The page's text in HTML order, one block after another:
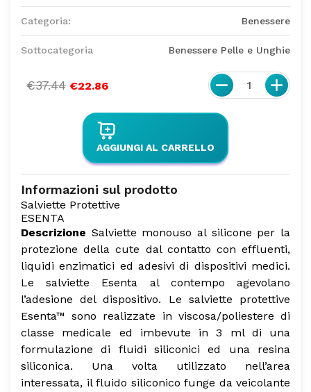
Categoria: Benessere
Sottocategoria Benessere Pelle e Unghie
€37.44 €22.86 1
AGGIUNGI AL CARRELLO
Informazioni sul prodotto
Salviette Protettive
ESENTA
Descrizione Salviette monouso al silicone per la
protezione della cute dal contatto con effluenti,
liquidi enzimatici ed adesivi di dispositivi medici.
Le salviette Esenta al contempo agevolano
l’adesione del dispositivo. Le salviette protettive
Esenta™ sono realizzate in viscosa/poliestere di
classe medicale ed imbevute in 3 ml di una
formulazione di fluidi siliconici ed una resina
siliconica. Una volta utilizzato nell’area
interessata, il fluido siliconico funge da veicolante